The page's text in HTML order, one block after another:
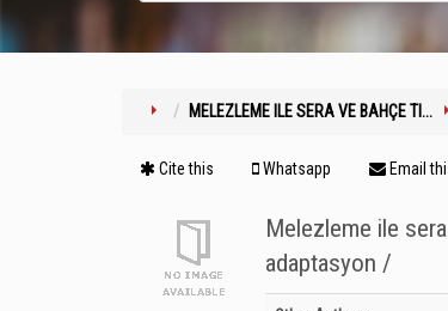
MELEZLEME ILE SERA VE BAHÇE TI...
Cite this Whatsapp Email
Melezleme ile
adaptasyon /
Bibliographic Details